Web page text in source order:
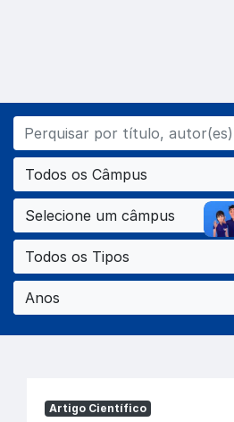
Todos os Câmpus
Selecione um câmpus
Todos os Tipos
Anos
Artigo Científico